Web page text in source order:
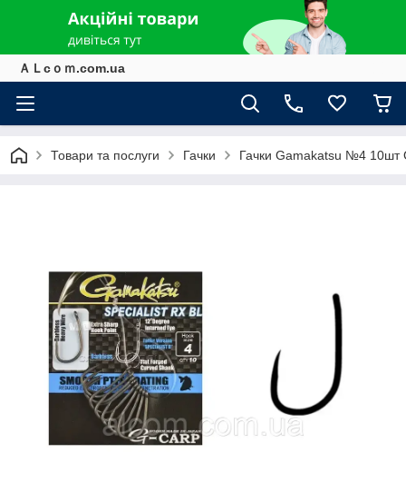
ＡＬcｏｍ.com.ua
Товари та послуги Гачки Гачки Gamakatsu №4 10шт